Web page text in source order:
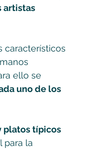
artistas
característicos
ello se
uno de los
platos típicos
para la